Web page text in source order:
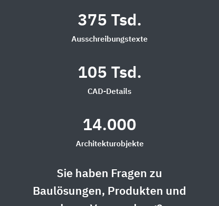
375 Tsd.
Ausschreibungstexte
105 Tsd.
CAD-Details
14.000
Architekturobjekte
Sie haben Fragen zu
Baulösungen, Produkten und